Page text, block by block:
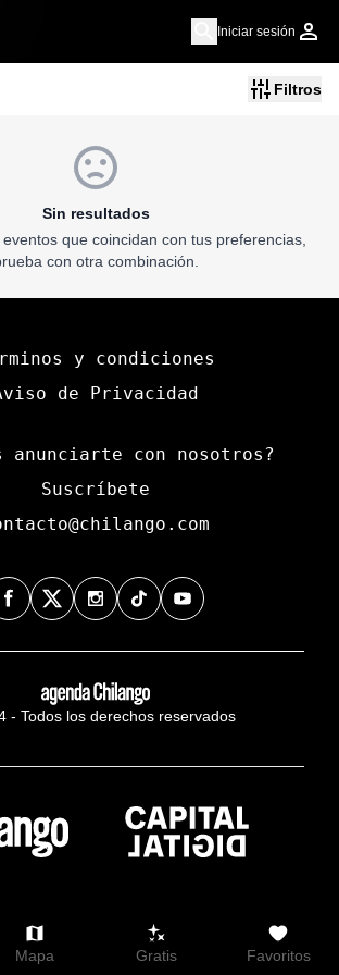
Iniciar sesión
Filtros
Sin resultados
que coincidan con tus preferencias,
con otra combinación.
y condiciones
de Privacidad
anunciarte con nosotros?
Suscríbete
- Todos los derechos reservados
Mapa Gratis Favoritos